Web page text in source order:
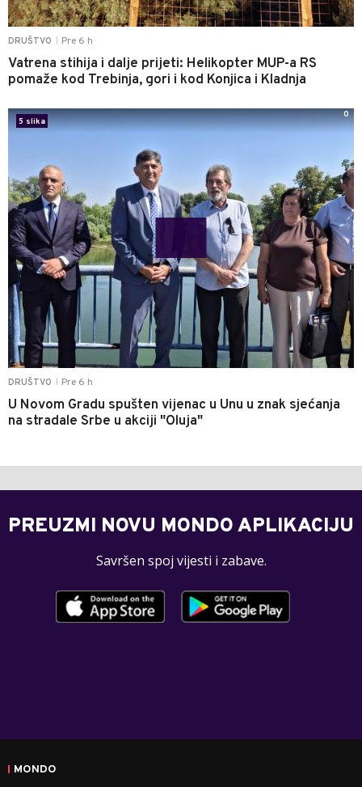
DRUŠTVO Pre 6 h
Vatrena stihija i dalje prijeti: Helikopter MUP-a RS
pomaže kod Trebinja, gori i kod Konjica i Kladnja
DRUŠTVO Pre 6 h
U Novom Gradu spušten vijenac u Unu u znak sjećanja
na stradale Srbe u akciji "Oluja"
5 slika
0
PREUZMI NOVU MONDO APLIKACIJU
Savršen spoj vijesti i zabave.
MONDO